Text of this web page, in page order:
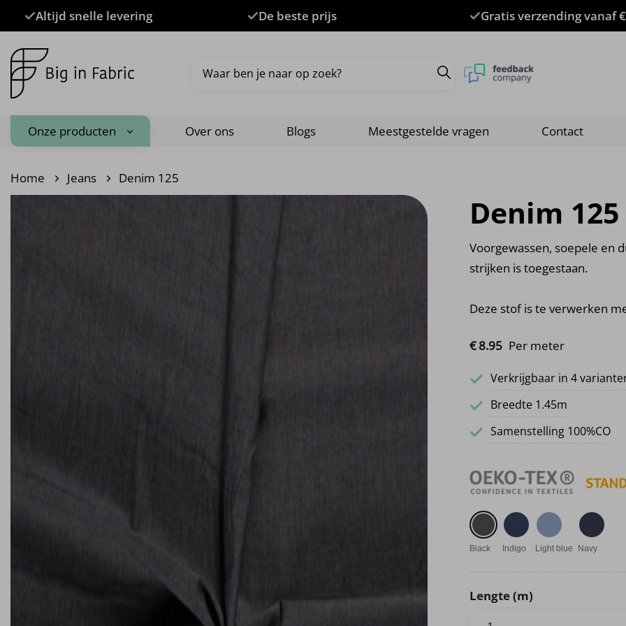
Altijd snelle levering De beste prijs Gratis verzending vanaf
naar:
Onze producten Over ons Blogs Meestgestelde vragen Contact
Home Jeans Denim 125
Denim 125
Voorgewassen, soepele en
strijken is toegestaan.
Deze stof is te verwerken
€8.95 Per meter
Verkrijgbaar in 4
Breedte 1.45m
Samenstelling 100%CO
Black Indigo Light blue Navy
Lengte (m)